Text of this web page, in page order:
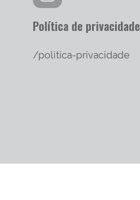
Política de privacidade
/politica-privacidade